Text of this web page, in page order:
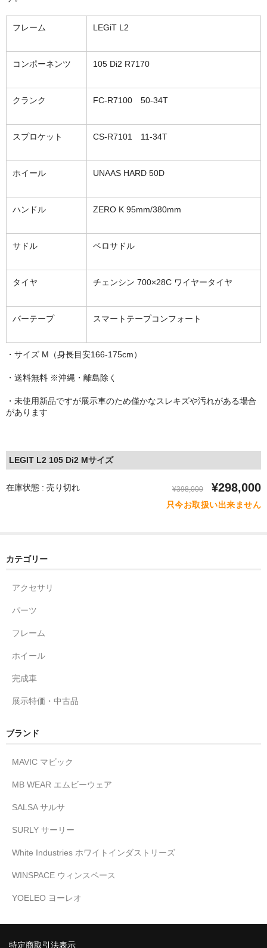
フレーム LEGiT L2
コンポーネンツ 105 Di2 R7170
クランク FC-R7100 50-34T
スプロケット CS-R7101 11-34T
ホイール UNAAS HARD 50D
ハンドル ZERO K 95mm/380mm
サドル ベロサドル
タイヤ チェンシン 700×28C ワイヤータイヤ
バーテープ スマートテープコンフォート
・サイズ M（身長目安166-175cm）
・送料無料 ※沖縄・離島除く
・未使用新品ですが展示車のため僅かなスレキズや汚れがある場合
があります
LEGIT L2 105 Di2 Mサイズ
在庫状態 : 売り切れ ¥398,000 ¥298,000
只今お取扱い出来ません
カテゴリー
アクセサリ
パーツ
フレーム
ホイール
完成車
展示特価・中古品
ブランド
MAVIC マビック
MB WEAR エムビーウェア
SALSA サルサ
SURLY サーリー
White Industries ホワイトインダストリーズ
WINSPACE ウィンスペース
YOELEO ヨーレオ
特定商取引法表示